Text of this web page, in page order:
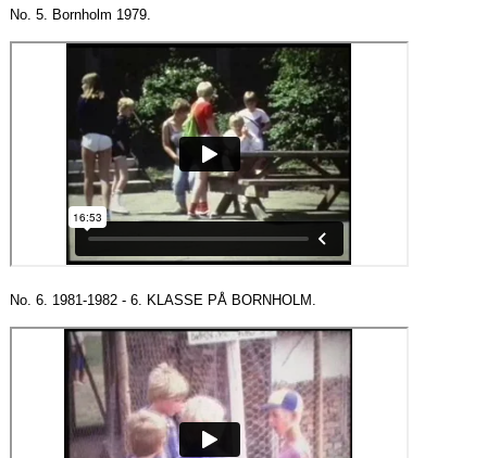
No. 5. Bornholm 1979.
No. 6. 1981-1982 - 6. KLASSE PÅ BORNHOLM.